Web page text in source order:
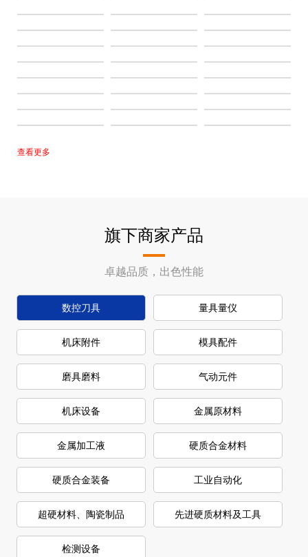
查看更多
旗下商家产品
卓越品质，出色性能
数控刀具 量具量仪
机床附件 模具配件
磨具磨料 气动元件
机床设备 金属原材料
金属加工液 硬质合金材料
硬质合金装备 工业自动化
超硬材料、陶瓷制品 先进硬质材料及工具
检测设备